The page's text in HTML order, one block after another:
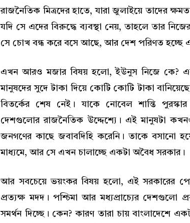
রাজনৈতিক মিত্রদের হাতে, যারা জুলাইয়ে তাদের
যদি সে এদের বিরুদ্ধে ব্যবস্থা নেয়, তাহলে তার
সে চোখ বন্ধ করে বসে আছে, আর দেশ পরিণত হচ্ছে
এখন আরও মজার বিষয় হলো, ইউনুস নিজে কে?
মানুষদের সুদে টাকা দিয়ে কোটি কোটি টাকা
বিতর্কের শেষ নেই। যাকে নোবেল শান্তি
দেশগুলোর রাজনৈতিক উদ্দেশ্যে। এই মানুষটা
জনগণের কাছে জবাবদিহি করেনি। তাকে বসানো
মাধ্যমে, আর সে এখন চালাচ্ছে একটা অবৈধ সরকার।
আর সবচেয়ে ভয়ংকর বিষয় হলো, এই সরকারের
প্রত্যক্ষ মদদ। পশ্চিমা আর মধ্যপ্রাচ্যের দেশগুলো
সমর্থন দিচ্ছে। কেন? কারণ তারা চায় বাংলাদেশে